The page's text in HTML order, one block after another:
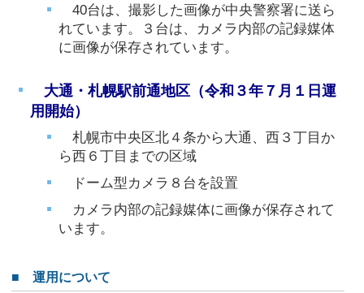
40台は、撮影した画像が中央警察署に送ら
れています。３台は、カメラ内部の記録媒体
に画像が保存されています。
大通・札幌駅前通地区（令和３年７月１日運
用開始）
札幌市中央区北４条から大通、西３丁目か
ら西６丁目までの区域
ドーム型カメラ８台を設置
カメラ内部の記録媒体に画像が保存されて
います。
■ 運用について